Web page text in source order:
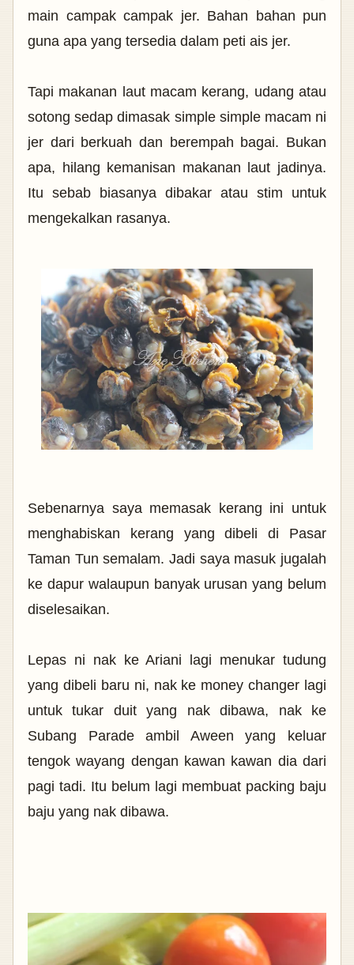
main campak campak jer. Bahan bahan pun
guna apa yang tersedia dalam peti ais jer.
Tapi makanan laut macam kerang, udang atau
sotong sedap dimasak simple simple macam ni
jer dari berkuah dan berempah bagai. Bukan
apa, hilang kemanisan makanan laut jadinya.
Itu sebab biasanya dibakar atau stim untuk
mengekalkan rasanya.
Sebenarnya saya memasak kerang ini untuk
menghabiskan kerang yang dibeli di Pasar
Taman Tun semalam. Jadi saya masuk jugalah
ke dapur walaupun banyak urusan yang belum
diselesaikan.
Lepas ni nak ke Ariani lagi menukar tudung
yang dibeli baru ni, nak ke money changer lagi
untuk tukar duit yang nak dibawa, nak ke
Subang Parade ambil Aween yang keluar
tengok wayang dengan kawan kawan dia dari
pagi tadi. Itu belum lagi membuat packing baju
baju yang nak dibawa.